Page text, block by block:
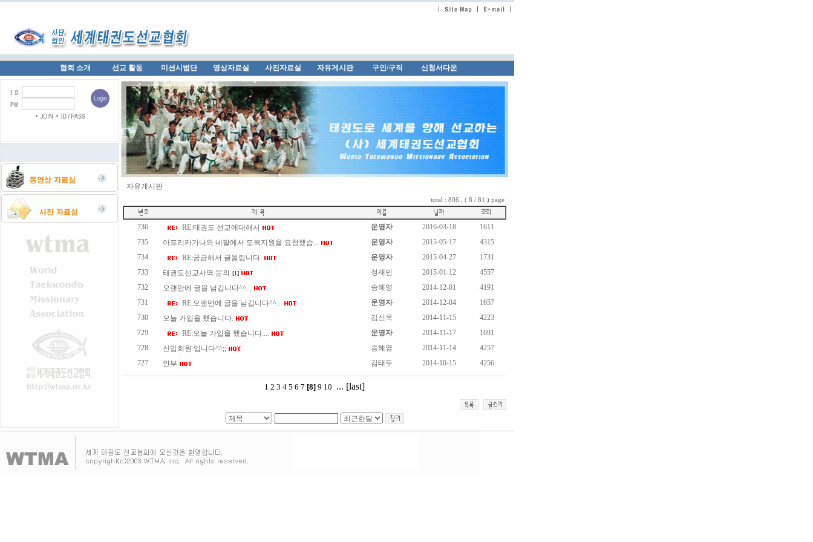
협회 소개 선교 활동 미션시범단 영상자료실 사진자료실 자유게시판 구인/구직 신청서다운
자유게시판
total : 806 , ( 8 / 81 ) page
736 RE:태권도 선교에대해서 운영자 2016-03-18
1611
735
아프리카가나와 네팔에서 도복지원을 요청했습... 운영자 2015-05-17
4315
734
RE:궁금해서 글올립니다. 운영자 2015-04-27
1731
733
태권도선교사역 문의 [1] 정재민 2015-01-12
4557
732
오랜만에 글을 남깁니다^^... 송혜영 2014-12-01
4191
731
RE:오랜만에 글을 남깁니다^^... 운영자 2014-12-04
1657
730
오늘 가입을 했습니다. 김신옥 2014-11-15
4223
729
RE:오늘 가입을 했습니다.... 운영자 2014-11-17
1691
728
신입회원 입니다^^;; 송혜영 2014-11-14
4257
727
안부 김태두 2014-10-15 4256
1 2 3 4 5 6 7 [8] 9 10 ... [last]